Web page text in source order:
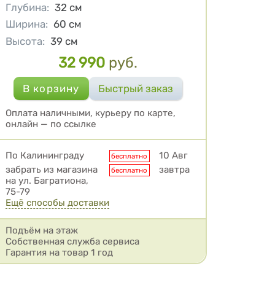
Глубина: 32 см
Ширина: 60 см
Высота: 39 см
Цена
32 990 руб.
Оплата наличными, курьеру по карте,
онлайн — по ссылке
Условия доставки
По Калининграду бесплатно
10 Авг
забрать из магазина
на ул. Багратиона,
75-79
бесплатно завтра
Ещё способы доставки
Подъём на этаж
Собственная служба сервиса
Гарантия на товар 1 год